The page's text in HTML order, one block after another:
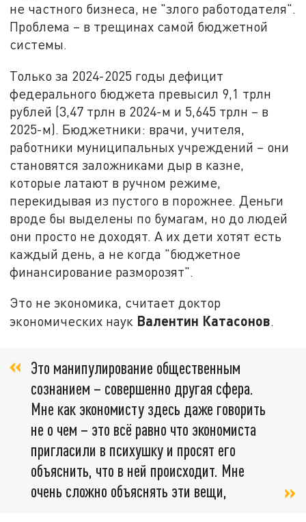
не частного бизнеса, не "злого работодателя".
Проблема – в трещинах самой бюджетной
системы.
Только за 2024-2025 годы дефицит
федерального бюджета превысил 9,1 трлн
рублей (3,47 трлн в 2024-м и 5,645 трлн – в
2025-м). Бюджетники: врачи, учителя,
работники муниципальных учреждений – они
становятся заложниками дыр в казне,
которые латают в ручном режиме,
перекидывая из пустого в порожнее. Деньги
вроде бы выделены по бумагам, но до людей
они просто не доходят. А их дети хотят есть
каждый день, а не когда "бюджетное
финансирование разморозят".
Это не экономика, считает доктор
экономических наук Валентин Катасонов.
Это манипулирование общественным
сознанием – совершенно другая сфера.
Мне как экономисту здесь даже говорить
не о чем – это всё равно что экономиста
пригласили в психушку и просят его
объяснить, что в ней происходит. Мне
очень сложно объяснять эти вещи,